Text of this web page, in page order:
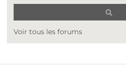
Voir tous les forums